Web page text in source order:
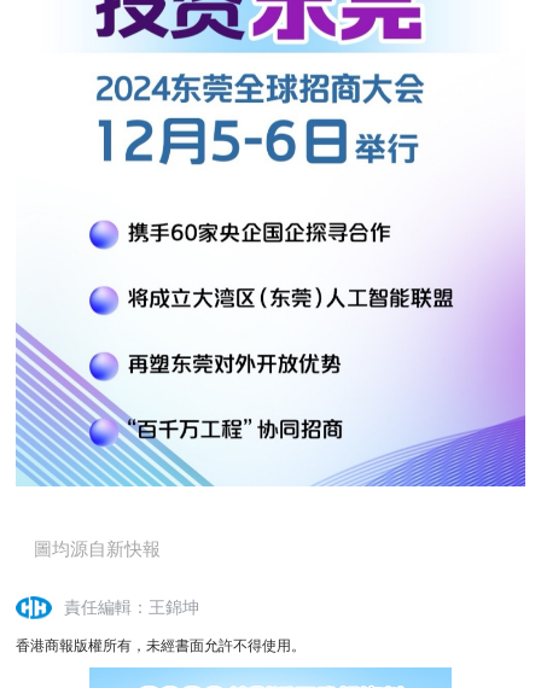
圖均源自新快報
責任編輯：王錦坤
香港商報版權所有，未經書面允許不得使用。